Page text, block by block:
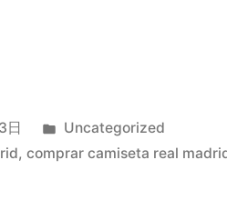
日
Publicado
en
Uncategorized
,comprar camiseta real